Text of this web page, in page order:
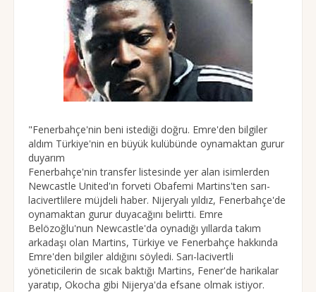
"Fenerbahçe'nin beni istediği doğru. Emre'den bilgiler
aldım Türkiye'nin en büyük kulübünde oynamaktan gurur
duyarım
Fenerbahçe'nin transfer listesinde yer alan isimlerden
Newcastle United'ın forveti Obafemi Martins'ten sarı-
lacivertlilere müjdeli haber. Nijeryalı yıldız, Fenerbahçe'de
oynamaktan gurur duyacağını belirtti. Emre
Belözoğlu'nun Newcastle'da oynadığı yıllarda takım
arkadaşı olan Martins, Türkiye ve Fenerbahçe hakkında
Emre'den bilgiler aldığını söyledi. Sarı-lacivertli
yöneticilerin de sıcak baktığı Martins, Fener'de harikalar
yaratıp, Okocha gibi Nijerya'da efsane olmak istiyor.